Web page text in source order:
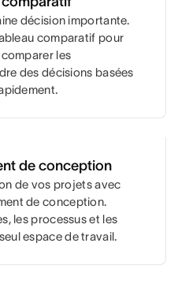
décision importante.
comparatif pour
les
des décisions basées
de conception
de vos projets avec
de conception.
les processus et les
espace de travail.